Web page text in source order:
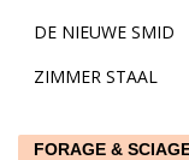
DE NIEUWE SMID
ZIMMER STAAL
FORAGE &